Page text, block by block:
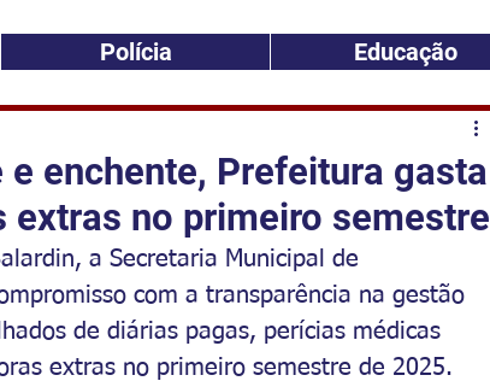
Polícia Educação
enchente, Prefeitura gasta
extras no primeiro semestre
a Secretaria Municipal de
com a transparência na gestão
de diárias pagas, perícias médicas
extras no primeiro semestre de 2025.